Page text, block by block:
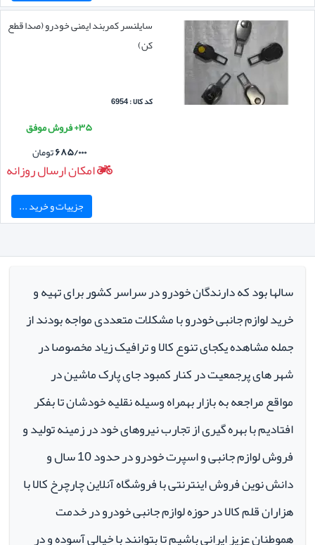
سایلنسر کمربند ایمنی خودرو (صدا قطع
کن)
کد کالا : 6954
۳۵+ فروش موفق
۶۸۵/۰۰۰تومان
امکان ارسال روزانه
جزییات و خرید ...
سالها بود که دارندگان خودرو در سراسر کشور برای تهیه و
خرید لوازم جانبی خودرو با مشکلات متعددی مواجه بودند از
جمله مشاهده یکجای تنوع کالا و ترافیک زیاد مخصوصا در
شهر های پرجمعیت در کنار کمبود جای پارک ماشین در
مواقع مراجعه به بازار بهمراه وسیله نقلیه خودشان تا بفکر
افتادیم با بهره گیری از تجارب نیروهای خود در زمینه تولید و
فروش لوازم جانبی و اسپرت خودرو در حدود 10 سال و
دانش نوین فروش اینترنتی با فروشگاه آنلاین چارچرخ کالا با
هزاران قلم کالا در حوزه لوازم جانبی خودرو در خدمت
هموطنان عزیز ایرانی باشیم تا بتوانند با خیالی آسوده و در